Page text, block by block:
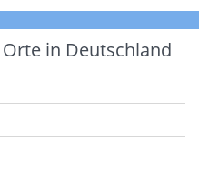
in Deutschland